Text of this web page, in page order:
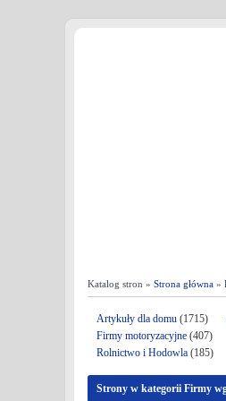
Katalog stron » Strona główna »
Artykuły dla domu (1715)
Firmy motoryzacyjne (407)
Rolnictwo i Hodowla (185)
Strony w kategorii Firmy